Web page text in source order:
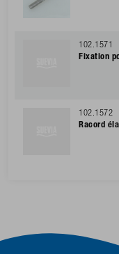
102.1571
Fixation
102.1572
Racord